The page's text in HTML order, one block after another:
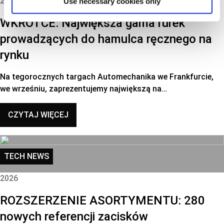
WKRÓTCE: Największa gama rurek
prowadzących do hamulca ręcznego na
rynku
Na tegorocznych targach Automechanika we Frankfurcie,
we wrześniu, zaprezentujemy największą na…
CZYTAJ WIĘCEJ
TECH NEWS
2026
ROZSZERZENIE ASORTYMENTU: 280
nowych referencji zacisków